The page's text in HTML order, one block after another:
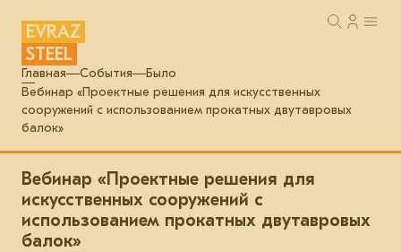
EVRAZ
STEEL
Главная События
Было
Вебинар «Проектные решения для искусственных
сооружений с использованием прокатных двутавровых
балок»
Вебинар «Проектные решения для
искусственных сооружений с
использованием прокатных двутавровых
балок»